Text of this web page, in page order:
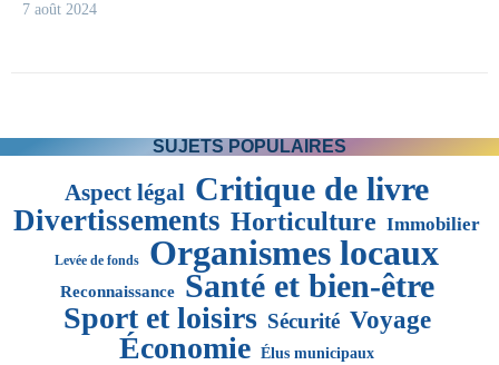
7 août 2024
SUJETS POPULAIRES
Aspect légal Critique de livre
Divertissements Horticulture Immobilier
Levée de fonds Organismes locaux
Reconnaissance Santé et bien-être
Sport et loisirs Sécurité Voyage
Économie Élus municipaux